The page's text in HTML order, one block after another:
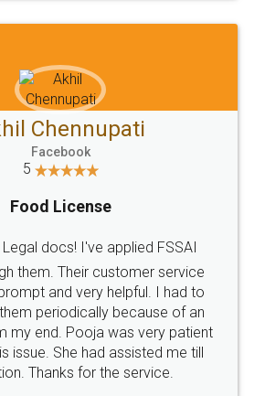
Mohit Koul
Facebook
5
Rental Agreement
which helps you step by step in
day to day legal document
registration. They helped me in
Agreement as a Tenant at
home and even did a second
who lives in different city, thus
inconvenience of visiting me just
and verification. They have